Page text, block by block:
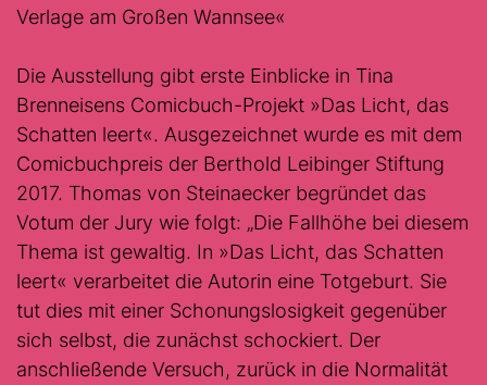
Verlage am Großen Wannsee«
Die Ausstellung gibt erste Einblicke in Tina
Brenneisens Comicbuch-Projekt »Das Licht, das
Schatten leert«. Ausgezeichnet wurde es mit dem
Comicbuchpreis der Berthold Leibinger Stiftung
2017. Thomas von Steinaecker begründet das
Votum der Jury wie folgt: „Die Fallhöhe bei diesem
Thema ist gewaltig. In »Das Licht, das Schatten
leert« verarbeitet die Autorin eine Totgeburt. Sie
tut dies mit einer Schonungslosigkeit gegenüber
sich selbst, die zunächst schockiert. Der
anschließende Versuch, zurück in die Normalität